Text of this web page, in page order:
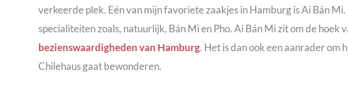
verkeerde plek. Eén van mijn favoriete zaakjes in Hamburg is Ai Bán
specialiteiten zoals, natuurlijk, Bán Mì en Pho. Ai Bán Mì zit om de hoek
bezienswaardigheden van Hamburg. Het is dan ook een aanrader om
Chilehaus gaat bewonderen.